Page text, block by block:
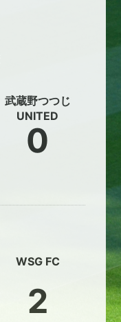
武蔵野つつじ
UNITED
0
WSG FC
2